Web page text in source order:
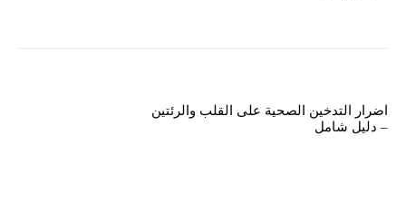
اضرار التدخين الصحية على القلب والرئتين
– دليل شامل